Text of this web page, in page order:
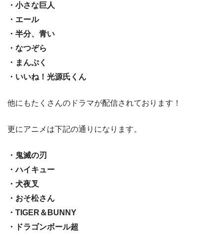
・小さな巨人
・エール
・半分、青い
・なつぞら
・まんぷく
・いいね！光源氏くん
他にもたくさんのドラマが配信されております！
更にアニメは下記の通りになります。
・鬼滅の刃
・ハイキュー
・犬夜叉
・おそ松さん
・TIGER＆BUNNY
・ドラゴンボール超